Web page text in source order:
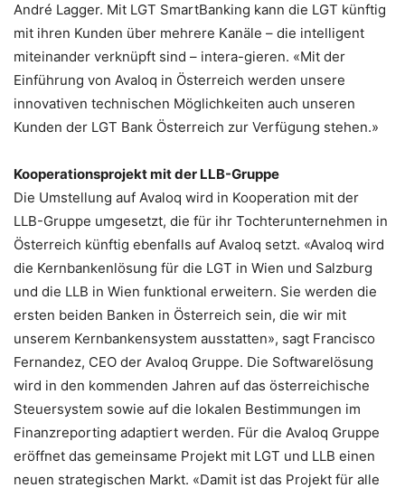
André Lagger. Mit LGT SmartBanking kann die LGT künftig
mit ihren Kunden über mehrere Kanäle – die intelligent
miteinander verknüpft sind – intera-gieren. «Mit der
Einführung von Avaloq in Österreich werden unsere
innovativen technischen Möglichkeiten auch unseren
Kunden der LGT Bank Österreich zur Verfügung stehen.»
Kooperationsprojekt mit der LLB-Gruppe
Die Umstellung auf Avaloq wird in Kooperation mit der
LLB-Gruppe umgesetzt, die für ihr Tochterunternehmen in
Österreich künftig ebenfalls auf Avaloq setzt. «Avaloq wird
die Kernbankenlösung für die LGT in Wien und Salzburg
und die LLB in Wien funktional erweitern. Sie werden die
ersten beiden Banken in Österreich sein, die wir mit
unserem Kernbankensystem ausstatten», sagt Francisco
Fernandez, CEO der Avaloq Gruppe. Die Softwarelösung
wird in den kommenden Jahren auf das österreichische
Steuersystem sowie auf die lokalen Bestimmungen im
Finanzreporting adaptiert werden. Für die Avaloq Gruppe
eröffnet das gemeinsame Projekt mit LGT und LLB einen
neuen strategischen Markt. «Damit ist das Projekt für alle